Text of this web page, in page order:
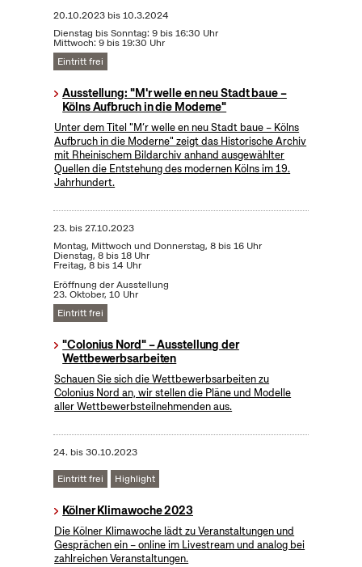
20.10.2023bis10.3.2024
Dienstag bis Sonntag: 9 bis 16:30 Uhr
Mittwoch: 9 bis 19:30 Uhr
Eintritt frei
Ausstellung: "M'r welle en neu Stadt baue –
Kölns Aufbruch in die Moderne"
Unter dem Titel "M’r welle en neu Stadt baue – Kölns
Aufbruch in die Moderne" zeigt das Historische Archiv
mit Rheinischem Bildarchiv anhand ausgewählter
Quellen die Entstehung des modernen Kölns im 19.
Jahrhundert.
23. bis27.10.2023
Montag, Mittwoch und Donnerstag, 8 bis 16 Uhr
Dienstag, 8 bis 18 Uhr
Freitag, 8 bis 14 Uhr
Eröffnung der Ausstellung
23. Oktober, 10 Uhr
Eintritt frei
"Colonius Nord" – Ausstellung der
Wettbewerbsarbeiten
Schauen Sie sich die Wettbewerbsarbeiten zu
Colonius Nord an, wir stellen die Pläne und Modelle
aller Wettbewerbsteilnehmenden aus.
24. bis30.10.2023
Eintritt frei Highlight
Kölner Klimawoche 2023
Die Kölner Klimawoche lädt zu Veranstaltungen und
Gesprächen ein – online im Livestream und analog bei
zahlreichen Veranstaltungen.